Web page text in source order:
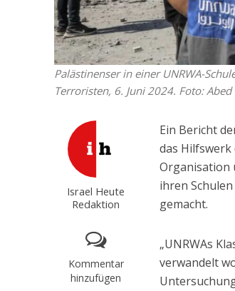
Palästinenser in einer UNRWA-
Terroristen, 6. Juni 2024. Foto:
Israel Heute
Redaktion
Kommentar
hinzufügen
Ein Bericht
das
Organisation
ihren
gemacht.
„UNRWAs
verwandelt